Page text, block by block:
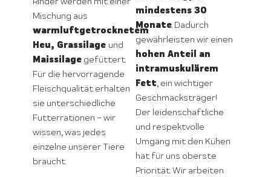
Mischung aus
warmluftgetrocknetem
Heu, Grassilage und
Maissilagegefüttert.
Für die hervorragende
Fleischqualität erhalten
sie unterschiedliche
Futterrationen – wir
wissen, was jedes
einzelne unserer Tiere
braucht.
mindestens 30
Monate. Dadurch
gewährleisten wir einen
hohen Anteil an
intramuskulärem
Fett, ein wichtiger
Geschmacksträger!
Der leidenschaftliche
und respektvolle
Umgang mit den Kühen
hat für uns oberste
Priorität. Wir arbeiten